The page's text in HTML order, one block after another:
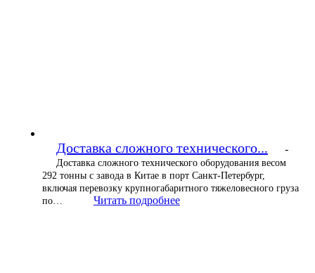
Доставка сложного технического... -
Доставка сложного технического оборудования весом
292 тонны с завода в Китае в порт Санкт-Петербург,
включая перевозку крупногабаритного тяжеловесного груза
по…
Читать подробнее